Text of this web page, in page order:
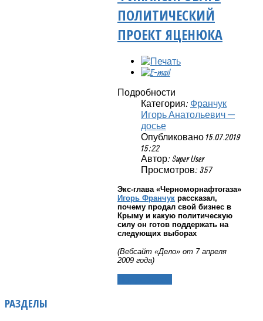
ПОЛИТИЧЕСКИЙ
ПРОЕКТ ЯЦЕНЮКА
Подробности
Категория: Франчук
Игорь Анатольевич —
досье
Опубликовано 15.07.2019
15:22
Автор: Super User
Просмотров: 357
Экс-глава «Черноморнафтогаза»
Игорь Франчук рассказал,
почему продал свой бизнес в
Крыму и какую политическую
силу он готов поддержать на
следующих выборах
(Вебсайт «Дело» от 7 апреля
2009 года)
РАЗДЕЛЫ